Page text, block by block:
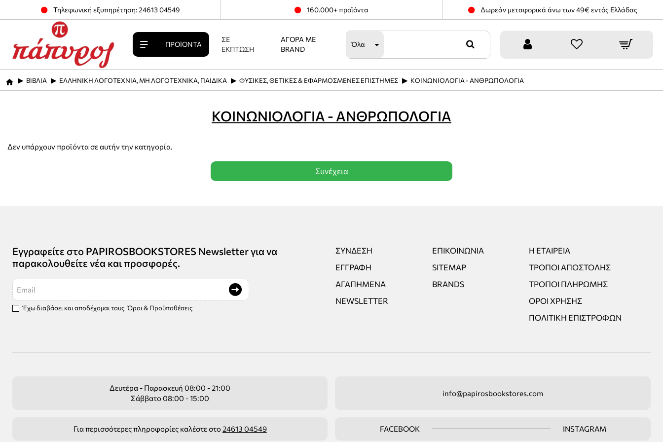
Τηλεφωνική εξυπηρέτηση: 24613 04549 160.000+ προϊόντα Δωρεάν μεταφορικά άνω των 49€ εντός Ελλάδας
ΠΡΟΪΌΝΤΑ
ΣΕ
ΈΚΠΤΩΣΗ
ΑΓΟΡΆ ΜΕ
BRAND
Όλα
home
ΒΙΒΛΙΑ ΕΛΛΗΝΙΚΗ ΛΟΓΟΤΕΧΝΙΑ, ΜΗ ΛΟΓΟΤΕΧΝΙΚΑ, ΠΑΙΔΙΚΑ ΦΥΣΙΚΕΣ, ΘΕΤΙΚΕΣ & ΕΦΑΡΜΟΣΜΕΝΕΣ ΕΠΙΣΤΗΜΕΣ ΚΟΙΝΩΝΙΟΛΟΓΙΑ - ΑΝΘΡΩΠΟΛΟΓΙΑ
ΚΟΙΝΩΝΙΟΛΟΓΙΑ - ΑΝΘΡΩΠΟΛΟΓΙΑ
Δεν υπάρχουν προϊόντα σε αυτήν την κατηγορία.
Συνέχεια
Εγγραφείτε στο PAPIROSBOOKSTORES Newsletter για να
παρακολουθείτε νέα και προσφορές.
Email
Έχω διαβάσει και αποδέχομαι τους Όροι & Προϋποθέσεις
ΣΎΝΔΕΣΗ
ΕΓΓΡΑΦΉ
ΑΓΑΠΗΜΈΝΑ
NEWSLETTER
ΕΠΙΚΟΙΝΩΝΊΑ
SITEMAP
BRANDS
Η ΕΤΑΙΡΕΊΑ
ΤΡΌΠΟΙ ΑΠΟΣΤΟΛΉΣ
ΤΡΌΠΟΙ ΠΛΗΡΩΜΉΣ
ΌΡΟΙ ΧΡΉΣΗΣ
ΠΟΛΙΤΙΚΉ ΕΠΙΣΤΡΟΦΏΝ
Δευτέρα - Παρασκευή 08:00 - 21:00
Σάββατο 08:00 - 15:00
info@papirosbookstores.com
Για περισσότερες πληροφορίες καλέστε στο24613 04549 FACEBOOK INSTAGRAM